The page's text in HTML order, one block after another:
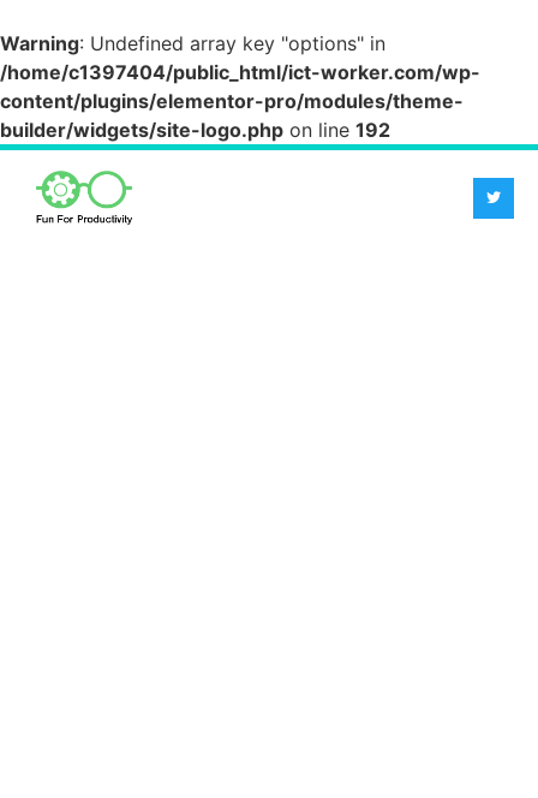
Warning: Undefined array key "options" in
/home/c1397404/public_html/ict-worker.com/wp-
content/plugins/elementor-pro/modules/theme-
builder/widgets/site-logo.php on line 192